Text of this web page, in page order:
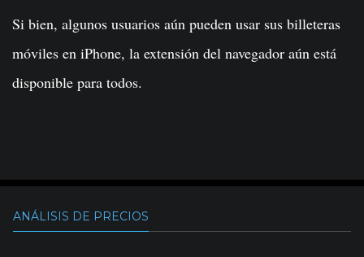
Si bien, algunos usuarios aún pueden usar sus billeteras
móviles en iPhone, la extensión del navegador aún está
disponible para todos.
ANÁLISIS DE PRECIOS